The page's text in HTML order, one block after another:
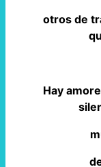
otros de
Hay